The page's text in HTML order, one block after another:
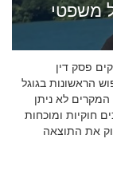
משפטי
או דוחקים פסק דין
הראשונות בגוגל
המקרים לא ניתן
חוקיות ומוכחות
את התוצאה